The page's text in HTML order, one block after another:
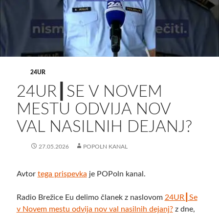
24UR
24UR┃SE V NOVEM
MESTU ODVIJA NOV
VAL NASILNIH DEJANJ?
27.05.2026 POPOLN KANAL
Avtor tega prispevka je POPoln kanal.
Radio Brežice Eu delimo članek z naslovom 24UR┃Se
v Novem mestu odvija nov val nasilnih dejanj?z dne,